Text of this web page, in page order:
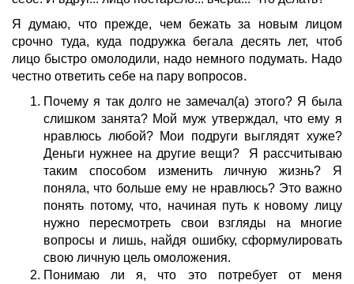
Я думаю, что прежде, чем бежать за новым лицом
срочно туда, куда подружка бегала десять лет, чтоб
лицо быстро омолодили, надо немного подумать. Надо
честно ответить себе на пару вопросов.
Почему я так долго не замечал(а) этого? Я была
слишком занята? Мой муж утверждал, что ему я
нравлюсь любой? Мои подруги выглядят хуже?
Деньги нужнее на другие вещи? Я рассчитываю
таким способом изменить личную жизнь? Я
поняла, что больше ему не нравлюсь? Это важно
понять потому, что, начиная путь к новому лицу
нужно пересмотреть свои взгляды на многие
вопросы и лишь, найдя ошибку, сформулировать
свою личную цель омоложения.
Понимаю ли я, что это потребует от меня